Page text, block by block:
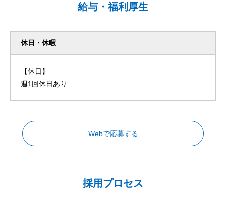
給与・福利厚生
休日・休暇
【休日】
週1回休日あり
Webで応募する
採用プロセス